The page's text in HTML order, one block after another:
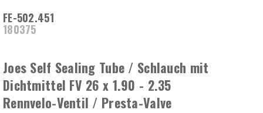
FE-502.451
180375
Joes Self Sealing Tube / Schlauch mit
Dichtmittel FV 26 x 1.90 - 2.35
Rennvelo-Ventil / Presta-Valve